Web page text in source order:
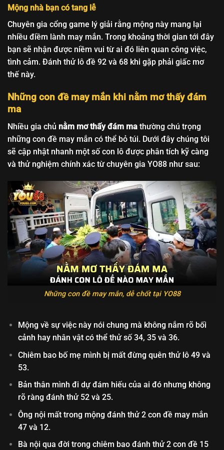
Mộng nhà bạn có tang lễ
Chuyên gia cổng game lý giải rằng mộng này mang lại
nhiều điềm lành may mắn. Trong khoảng thời gian tới đây
bạn sẽ nhận được niềm vui từ ai đó liên quan công việc,
tình cảm. Đánh thử lô đề 92 và 68 khi gặp phải giấc mơ
thế này.
Những con đề may mắn khi nằm mơ thấy đám
ma
Nhiều gia chủ nằm mơ thấy đám ma thường chú trọng
những con đề may mắn có thể bỏ túi. Dưới đây chúng tôi
sẽ cập nhật nhanh một số con lô được phân tích kỹ càng
và thử nghiệm chính xác từ chuyên gia YO88 như sau:
Những con đề may mắn, dễ chốt tại YO88
Mộng về sự việc này nói chung mà không nắm rõ bối
cảnh hay nhân vật có thể thử số 34, 35 và 36.
Chiêm bao bố mẹ mình bị mất đừng quên thử lô 49 và
53.
Bản thân mình đi dự đám hiếu của ai đó nhưng không
rõ ràng đánh thử 52 và 25.
Ông nội mất trong mộng đánh thử 2 con đề may mắn
47 và 12.
Bà nội qua đời trong chiêm bao đánh thử 2 con đề 15